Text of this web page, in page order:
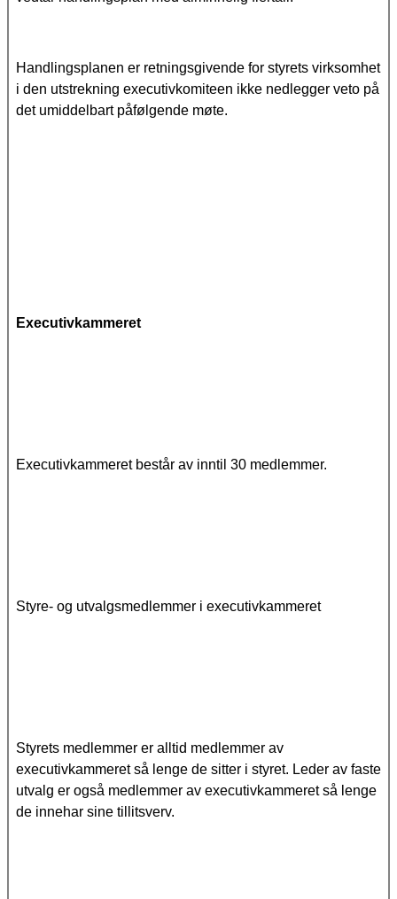
Handlingsplanen er retningsgivende for styrets virksomhet
i den utstrekning executivkomiteen ikke nedlegger veto på
det umiddelbart påfølgende møte.
Executivkammeret
Executivkammeret består av inntil 30 medlemmer.
Styre- og utvalgsmedlemmer i executivkammeret
Styrets medlemmer er alltid medlemmer av
executivkammeret så lenge de sitter i styret. Leder av faste
utvalg er også medlemmer av executivkammeret så lenge
de innehar sine tillitsverv.